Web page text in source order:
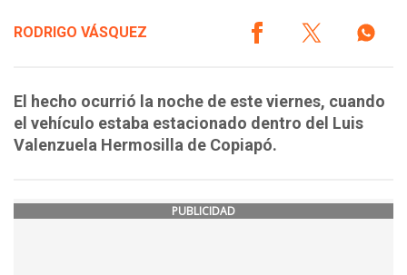
RODRIGO VÁSQUEZ
El hecho ocurrió la noche de este viernes, cuando
el vehículo estaba estacionado dentro del Luis
Valenzuela Hermosilla de Copiapó.
PUBLICIDAD